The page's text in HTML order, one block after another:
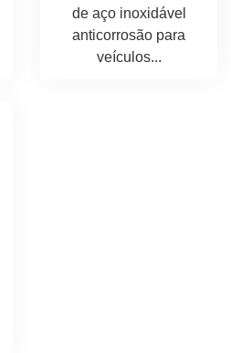
de aço inoxidável
anticorrosão para
veículos...